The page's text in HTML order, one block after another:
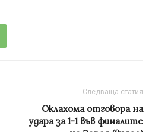
Следваща статия
Оклахома отговора на
удара за 1-1 във финалите